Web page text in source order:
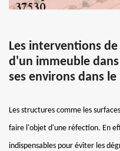
Les interventions
d'un immeuble
ses environs dans le
Les structures comme les
faire l'objet d'une réfection. En
indispensables pour éviter les